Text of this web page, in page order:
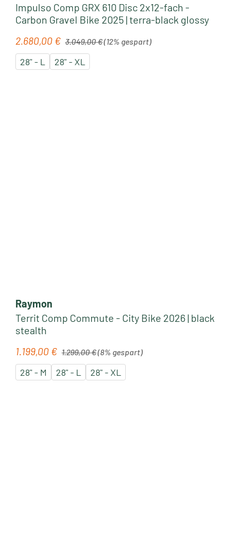
Impulso Comp GRX 610 Disc 2x12-fach -
Carbon Gravel Bike 2025 | terra-black glossy
Verkaufspreis:
2.680,00 € 3.049,00 €(12% gespart)
28" - L 28" - XL
Raymon
Territ Comp Commute - City Bike 2026 | black
stealth
Verkaufspreis:
1.199,00 € Regulärer Preis:
1.299,00 €(8% gespart)
28" - M 28" - L 28" - XL